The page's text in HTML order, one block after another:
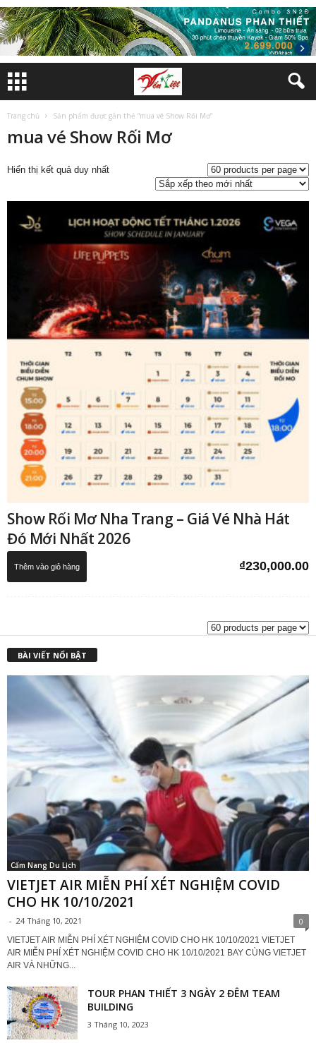
Trang chủ Sản phẩm được gắn thẻ “mua vé Show Rối Mơ”
mua vé Show Rối Mơ
Hiển thị kết quả duy nhất
Show Rối Mơ Nha Trang – Giá Vé Nhà Hát
Đó Mới Nhất 2026
₫230,000.00
Thêm vào giỏ hàng
BÀI VIẾT NỔI BẬT
Cẩm Nang Du Lịch
VIETJET AIR MIỄN PHÍ XÉT NGHIỆM COVID
CHO HK 10/10/2021
- 24 Tháng 10, 2021 0
VIETJET AIR MIỄN PHÍ XÉT NGHIỆM COVID CHO HK 10/10/2021 VIETJET
AIR MIỄN PHÍ XÉT NGHIỆM COVID CHO HK 10/10/2021 BAY CÙNG VIETJET
AIR VÀ NHỮNG...
TOUR PHAN THIẾT 3 NGÀY 2 ĐÊM TEAM
BUILDING
3 Tháng 10, 2023